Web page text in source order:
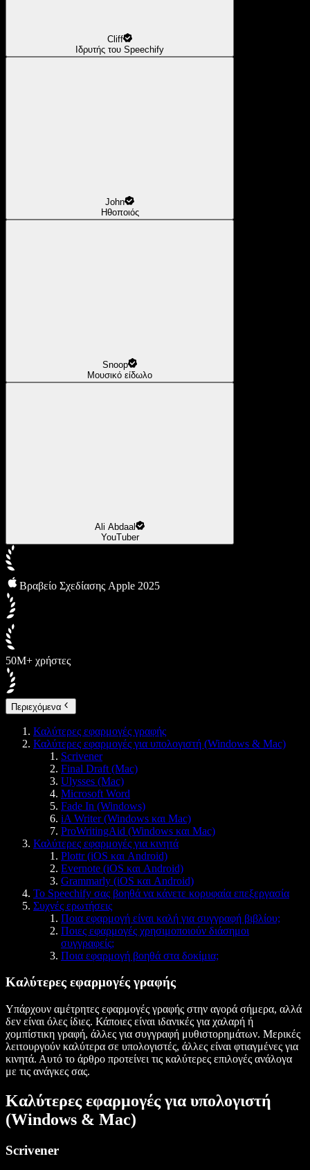
Cliff
Ιδρυτής του Speechify
John
Ηθοποιός
Snoop
Μουσικό είδωλο
Ali Abdaal
YouTuber
Βραβείο Σχεδίασης Apple 2025
50M+ χρήστες
Περιεχόμενα
Καλύτερες εφαρμογές γραφής
Καλύτερες εφαρμογές για υπολογιστή (Windows & Mac)
Scrivener
Final Draft (Mac)
Ulysses (Mac)
Microsoft Word
Fade In (Windows)
iA Writer (Windows και Mac)
ProWritingAid (Windows και Mac)
Καλύτερες εφαρμογές για κινητά
Plottr (iOS και Android)
Evernote (iOS και Android)
Grammarly (iOS και Android)
Το Speechify σας βοηθά να κάνετε κορυφαία επεξεργασία
Συχνές ερωτήσεις
Ποια εφαρμογή είναι καλή για συγγραφή βιβλίου;
Ποιες εφαρμογές χρησιμοποιούν διάσημοι
συγγραφείς;
Ποια εφαρμογή βοηθά στα δοκίμια;
Καλύτερες εφαρμογές γραφής
Υπάρχουν αμέτρητες εφαρμογές γραφής στην αγορά σήμερα, αλλά
δεν είναι όλες ίδιες. Κάποιες είναι ιδανικές για χαλαρή ή
χομπίστικη γραφή, άλλες για συγγραφή μυθιστορημάτων. Μερικές
λειτουργούν καλύτερα σε υπολογιστές, άλλες είναι φτιαγμένες για
κινητά. Αυτό το άρθρο προτείνει τις καλύτερες επιλογές ανάλογα
με τις ανάγκες σας.
Καλύτερες εφαρμογές για υπολογιστή
(Windows & Mac)
Scrivener